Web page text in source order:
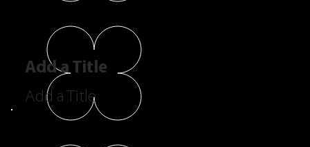
Add a Title
Add a Title